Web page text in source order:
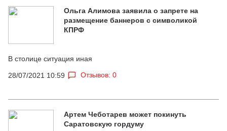
Ольга Алимова заявила о запрете на
размещение баннеров с символикой
КПРФ
В столице ситуация иная
28/07/2021 10:59 Отзывов: 0
Артем Чеботарев может покинуть
Саратовскую гордуму